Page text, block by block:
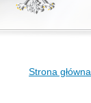
Strona główna